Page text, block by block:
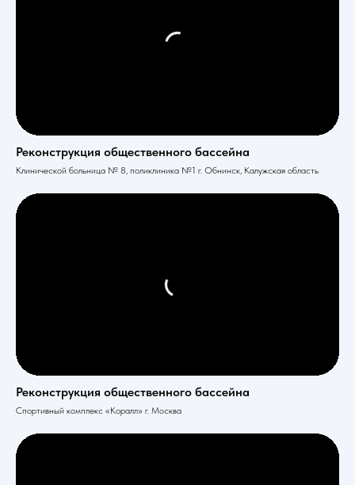
Реконструкция общественного бассейна
Клинической больница № 8, поликлиника №1 г. Обнинск, Калужская область
Реконструкция общественного бассейна
Спортивный комплекс «Коралл» г. Москва